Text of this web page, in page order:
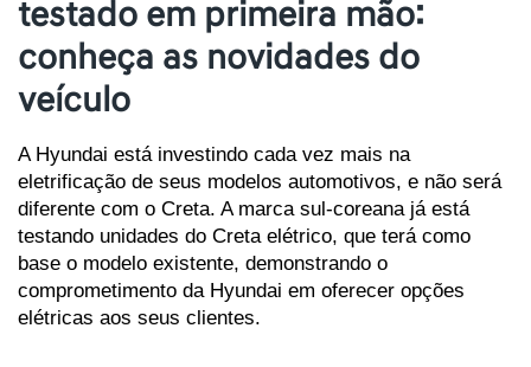
testado em primeira mão:
conheça as novidades do
veículo
A Hyundai está investindo cada vez mais na
eletrificação de seus modelos automotivos, e não será
diferente com o Creta. A marca sul-coreana já está
testando unidades do Creta elétrico, que terá como
base o modelo existente, demonstrando o
comprometimento da Hyundai em oferecer opções
elétricas aos seus clientes.